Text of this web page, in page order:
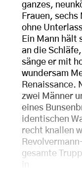
ganzes,
Frauen,
ohne
Ein Mann hält
an die
sänge er mit
wundersam
Renaissance.
zwei Männer
eines
identischen
recht knallen
gesamte
in